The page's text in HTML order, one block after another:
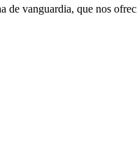
de vanguardia, que nos